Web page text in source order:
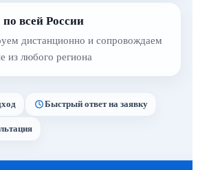
всей России
дистанционно и сопровождаем
из любого региона
Быстрый ответ на заявку